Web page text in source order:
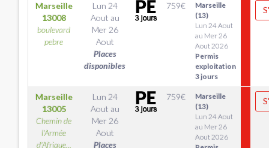
Marseille
13008
boulevard
pebre
Lun 24
Aout au
Mer 26
Aout
Places
disponibles
759€
Marseille
(13)
Lun 24 Aout
au Mer 26
Aout 2026
Permis
exploitation
3 jours
Marseille
13005
Chemin de
l'Armée
d'Afrique...
Lun 24
Aout au
Mer 26
Aout
Places
759€
Marseille
(13)
Lun 24 Aout
au Mer 26
Aout 2026